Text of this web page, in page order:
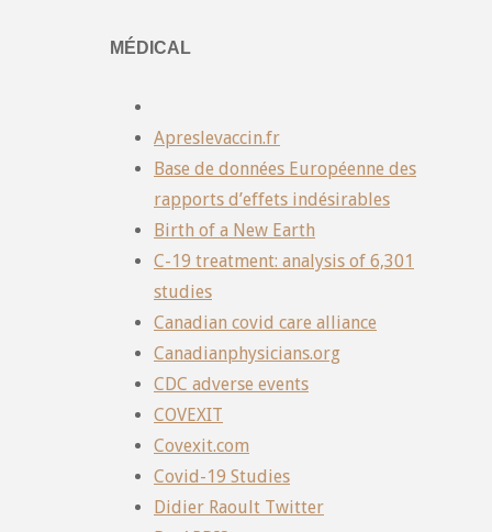
MÉDICAL
Apreslevaccin.fr
Base de données Européenne des
rapports d’effets indésirables
Birth of a New Earth
C-19 treatment: analysis of 6,301
studies
Canadian covid care alliance
Canadianphysicians.org
CDC adverse events
COVEXIT
Covexit.com
Covid-19 Studies
Didier Raoult Twitter